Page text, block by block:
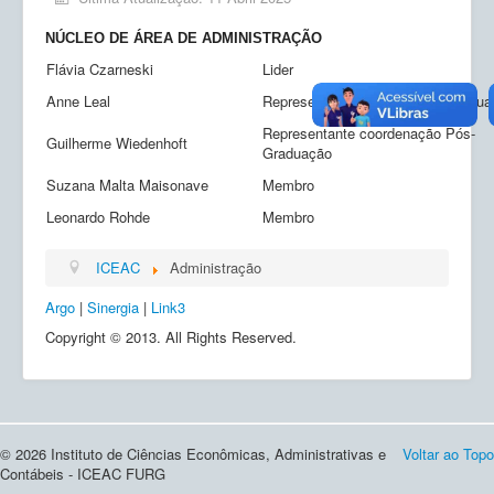
Ensino
Pesquisa
Extensão
Inovação e Tecnologia
Produção científica
Planos de Ação
Atos Normativos
Calendário
Solicitações
NÚCLEO DE ÁREA DE ADMINISTRAÇÃO
Flávia Czarneski
Lider
Anne Leal
Representante coordenação
Guilherme Wiedenhoft
Representante coordenação Pós-
Graduação
Suzana Malta Maisonave
Membro
Leonardo Rohde
Membro
ICEAC
Administração
Argo | Sinergia | Link3
Copyright © 2013. All Rights Reserved.
Voltar ao Topo
© 2026 Instituto de Ciências Econômicas, Administrativas e
Contábeis - ICEAC FURG